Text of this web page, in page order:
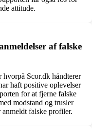
attitude.
af falske
Scor.dk håndterer
haft positive oplevelser
for at fjerne falske
modstand og trusler
falske profiler.